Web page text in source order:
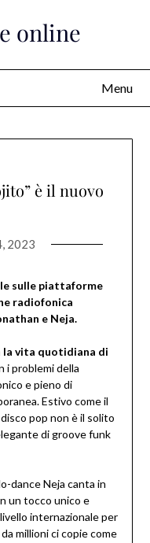
online
Menu
è il nuovo
2023
sulle piattaforme
radiofonica
e Neja.
la vita quotidiana di
i problemi della
e pieno di
Estivo come il
pop non è il solito
di groove funk
dance Neja canta in
un tocco unico e
internazionale per
millioni ci copie come